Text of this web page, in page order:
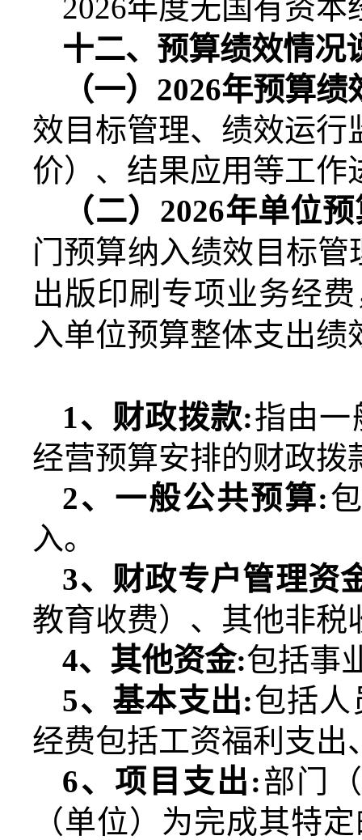
2026年度无国有资本
十二、预算绩效情况
（一） 2026年预算绩
效目标管理、绩效运行
价）、结果应用等工作
（二） 2026年单位
门预算纳入绩效目标管
出版印刷专项业务经
入单位预算整体支出绩
1、财政拨款:指由一
经营预算安排的财政拨
2、一般公共预算:
入。
3、财政专户管理资
教育收费）、其他非税
4、其他资金:包括事
5、基本支出:包括人
经费包括工资福利支出
6、项目支出:部门
（单位）为完成其特